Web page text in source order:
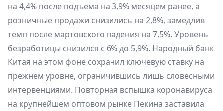
на 4,4% после подъема на 3,9% месяцем ранее, а
розничные продажи снизились на 2,8%, замедлив
темп после мартовского падения на 7,5%. Уровень
безработицы снизился с 6% до 5,9%. Народный банк
Китая на этом фоне сохранил ключевую ставку на
прежнем уровне, ограничившись лишь словесными
интервенциями. Повторная вспышка коронавируса
на крупнейшем оптовом рынке Пекина заставила